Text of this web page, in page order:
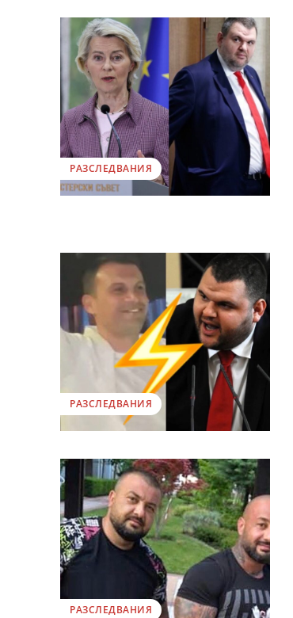
РАЗСЛЕДВАНИЯ
РАЗСЛЕДВАНИЯ
РАЗСЛЕДВАНИЯ